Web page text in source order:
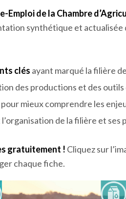
Emploi de la Chambre
synthétique et actualisée
clés ayant marqué la filière
des productions et des
pour mieux comprendre les
de la filière et ses
gratuitement ! Cliquez sur
chaque fiche.